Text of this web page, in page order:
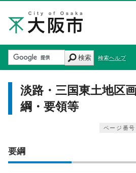
検索 検索ヘルプ
淡路・三国東土地区
綱・要領等
ページ番
要綱